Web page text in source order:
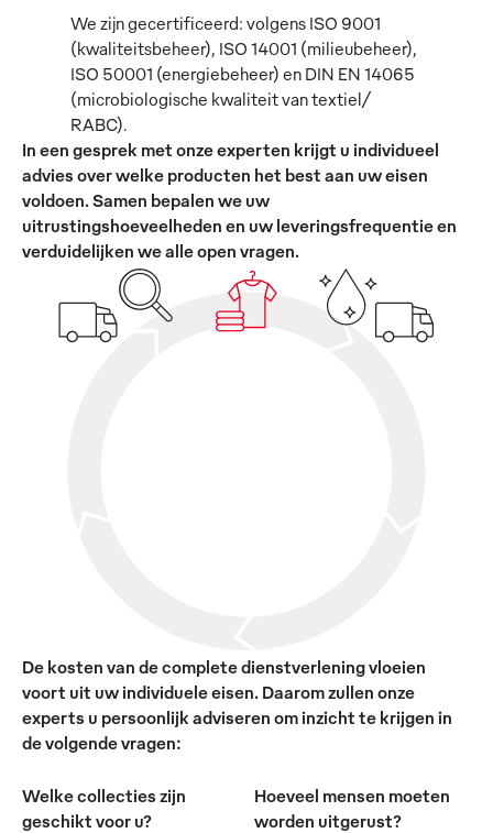
We zijn gecertificeerd: volgens ISO 9001
(kwaliteitsbeheer), ISO 14001 (milieubeheer),
ISO 50001 (energiebeheer) en DIN EN 14065
(microbiologische kwaliteit van textiel/
RABC).
In een gesprek met onze experten krijgt u individueel
advies over welke producten het best aan uw eisen
voldoen. Samen bepalen we uw
uitrustingshoeveelheden en uw leveringsfrequentie en
verduidelijken we alle open vragen.
De kosten van de complete dienstverlening vloeien
voort uit uw individuele eisen. Daarom zullen onze
experts u persoonlijk adviseren om inzicht te krijgen in
de volgende vragen:
Welke collecties zijn
geschikt voor u?
Hoeveel mensen moeten
worden uitgerust?